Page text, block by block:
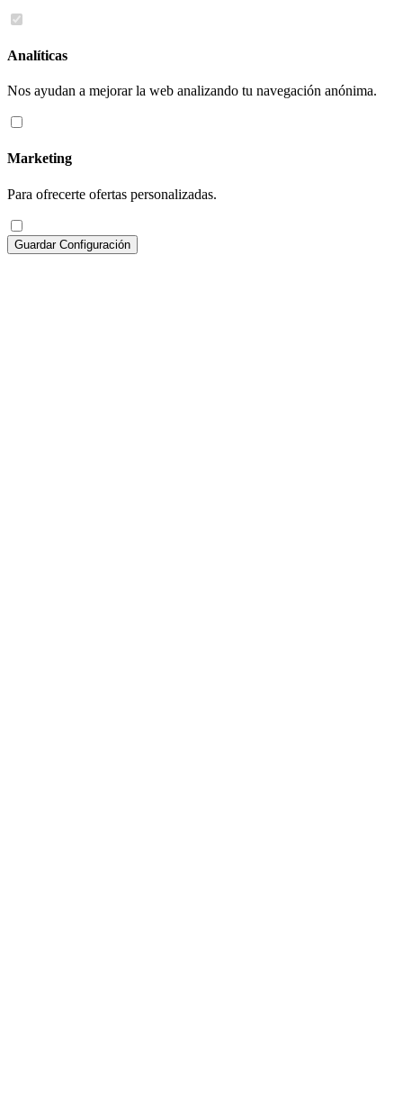
Analíticas
Nos ayudan a mejorar la web analizando tu navegación anónima.
Marketing
Para ofrecerte ofertas personalizadas.
Guardar Configuración